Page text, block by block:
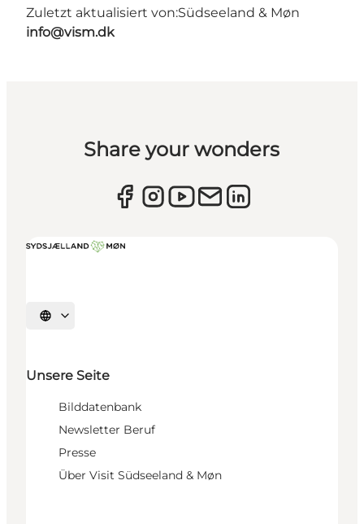
Zuletzt aktualisiert von:Südseeland & Møn
info@vism.dk
Share your wonders
Sprache auswählen
Unsere Seite
Bilddatenbank
Newsletter Beruf
Presse
Über Visit Südseeland & Møn